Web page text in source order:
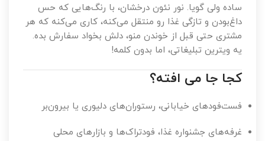
ساده ولی گویا. نور نئون درخشان، با رنگ‌هایی که حس
داغ‌بودن و تازگی غذا رو منتقل می‌کنه، کاری می‌کنه که هر
مشتری حتی قبل از خوندن منو، دلش بخواد سفارش بده.
یه ویترین تبلیغاتی، اما بدون کلمه!
کجا جا می افته؟
فست‌فودهای خیابانی، رستوران‌های دلیوری یا بیرون‌بر
غرفه‌های جشنواره‌ غذا، فودتراک‌ها و بازارهای محلی